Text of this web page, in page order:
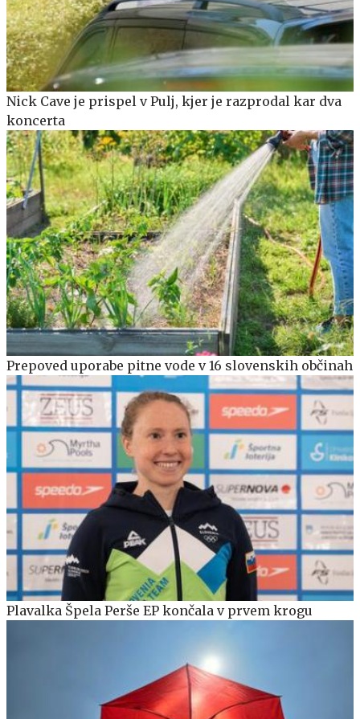
Nick Cave je prispel v Pulj, kjer je razprodal kar dva
koncerta
Prepoved uporabe pitne vode v 16 slovenskih občinah
Plavalka Špela Perše EP končala v prvem krogu